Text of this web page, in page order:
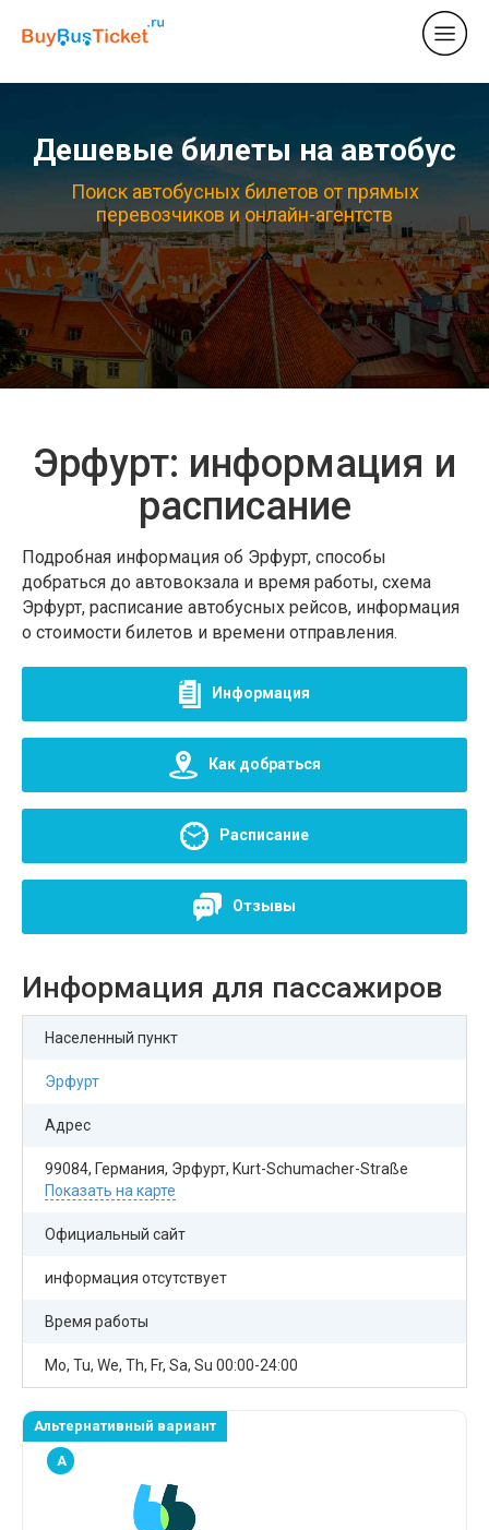
Дешевые билеты на автобус
Поиск автобусных билетов от прямых
перевозчиков и онлайн-агентств
Эрфурт: информация и
расписание
Подробная информация об Эрфурт, способы
добраться до автовокзала и время работы, схема
Эрфурт, расписание автобусных рейсов, информация
о стоимости билетов и времени отправления.
Информация
Как добраться
Расписание
Отзывы
Информация для пассажиров
Населенный пункт
Эрфурт
Адрес
99084, Германия, Эрфурт, Kurt-Schumacher-Straße
Показать на карте
Официальный сайт
информация отсутствует
Время работы
Mo, Tu, We, Th, Fr, Sa, Su 00:00-24:00
Альтернативный вариант
A